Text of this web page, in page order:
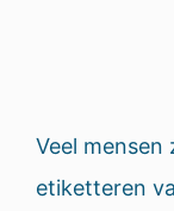
Veel mensen
etiketteren